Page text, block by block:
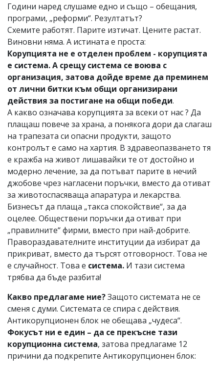
Години наред слушаме едно и също – обещания,
програми, „реформи“. Резултатът?
Схемите работят. Парите изтичат. Цените растат.
Виновни няма. А истината е проста:
Корупцията не е отделен проблем - корупцията
е система. А срещу система се воюва с
организация, затова дойде време да преминем
от лични битки към общи организирани
действия за постигане на общи победи.
А какво означава корупцията за всеки от нас ? Да
плащаш повече за храна, а понякога дори да слагаш
на трапезата си опасни продукти, защото
контролът е само на хартия. В здравеопазването тя
е кражба на живот лишавайки те от достойно и
модерно лечение, за да потъват парите в нечий
джобове чрез нагласени поръчки, вместо да отиват
за животоспасяваща апаратура и лекарства.
Бизнесът да плаща „такса спокойствие“, за да
оцелее. Обществени поръчки да отиват при
„правилните“ фирми, вместо при най-добрите.
Правораздавателните институции да избират да
прикриват, вместо да търсят отговорност. Това не
е случайност. Това е система. И тази система
трябва да бъде разбита!
Какво предлагаме ние?Защото системата не се
сменя с думи. Системата се спира с действия.
Антикорупционен блок не обещава „чудеса“.
Фокусът ни е един – да се прекъсне тази
корупционна система, затова предлагаме 12
причини да подкрепите Антикорупционен блок: